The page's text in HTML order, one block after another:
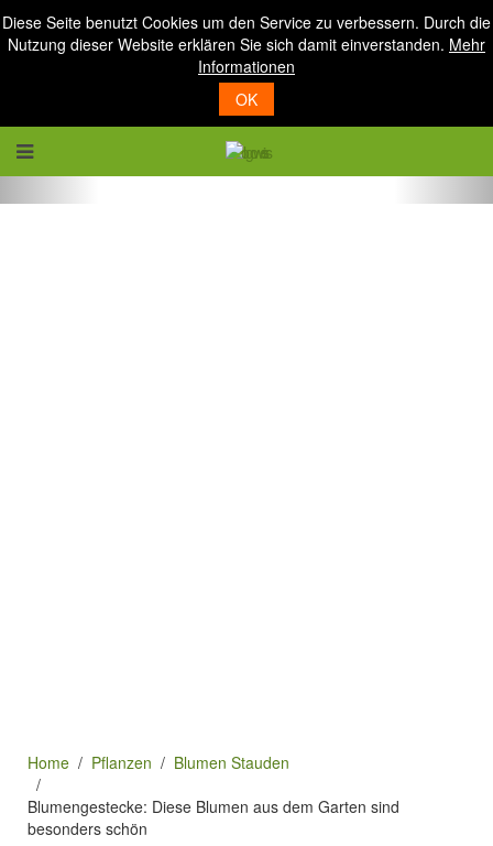
Diese Seite benutzt Cookies um den Service zu verbessern. Durch die
Nutzung dieser Website erklären Sie sich damit einverstanden. Mehr
Informationen
OK
Home Pflanzen
Blumen Stauden
Blumengestecke: Diese Blumen aus dem Garten sind
besonders schön